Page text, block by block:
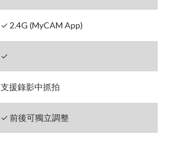
✓ 2.4G (MyCAM App)
✓
支援錄影中抓拍
✓ 前後可獨立調整